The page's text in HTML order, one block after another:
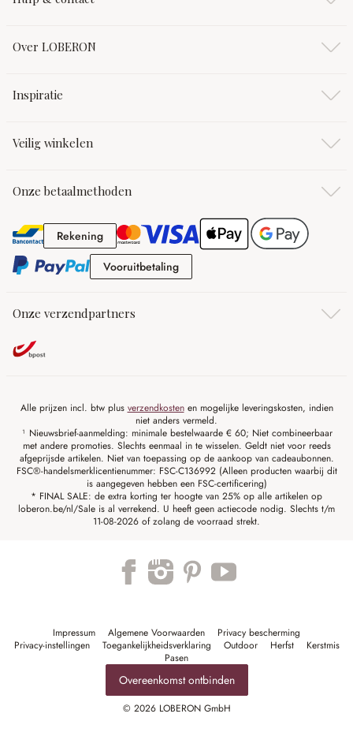
Over LOBERON
Inspiratie
Veilig winkelen
Onze betaalmethoden
RekeningRekening
VooruitbetalingVooruitbetaling
Onze verzendpartners
Alle prijzen incl. btw plus verzendkostenen mogelijke leveringskosten, indien
niet anders vermeld.
¹ Nieuwsbrief-aanmelding: minimale bestelwaarde € 60; Niet combineerbaar
met andere promoties. Slechts eenmaal in te wisselen. Geldt niet voor reeds
afgeprijsde artikelen. Niet van toepassing op de aankoop van cadeaubonnen.
FSC®-handelsmerklicentienummer: FSC-C136992 (Alleen producten waarbij dit
is aangegeven hebben een FSC-certificering)
* FINAL SALE: de extra korting ter hoogte van 25% op alle artikelen op
loberon.be/nl/Sale is al verrekend. U heeft geen actiecode nodig. Slechts t/m
11-08-2026 of zolang de voorraad strekt.
Impressum Algemene Voorwaarden
Privacy bescherming
Privacy-instellingen
Toegankelijkheidsverklaring Outdoor Herfst
Kerstmis
Pasen
Overeenkomst ontbinden
© 2026 LOBERON GmbH